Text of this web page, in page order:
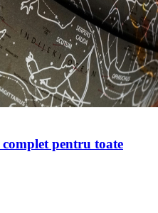
pentru toate